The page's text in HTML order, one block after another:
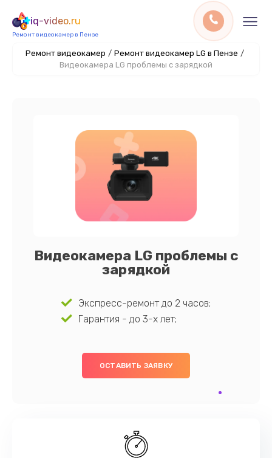
iq-video.ru
Ремонт видеокамер в Пензе
Ремонт видеокамер / Ремонт видеокамер LG в Пензе /
Видеокамера LG проблемы с зарядкой
Видеокамера LG проблемы с
зарядкой
Экспресс-ремонт до 2 часов;
Гарантия - до 3-х лет;
ОСТАВИТЬ ЗАЯВКУ